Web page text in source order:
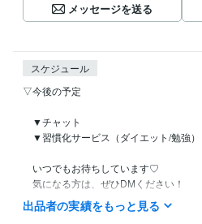
メッセージを送る
スケジュール
▽今後の予定
▼チャット
▼習慣化サービス（ダイエット/勉強）
いつでもお待ちしています♡
気になる方は、ぜひDMください！
୨୧┈┈┈┈┈┈┈┈┈┈┈┈┈┈┈┈┈୨୧
出品者の実績をもっと見る